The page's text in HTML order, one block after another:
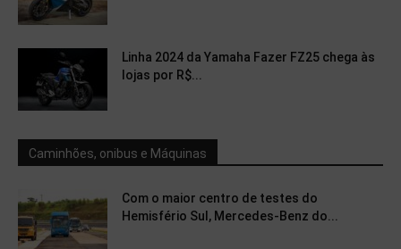
Linha 2024 da Yamaha Fazer FZ25 chega às
lojas por R$...
Caminhões, onibus e Máquinas
Com o maior centro de testes do
Hemisfério Sul, Mercedes-Benz do...